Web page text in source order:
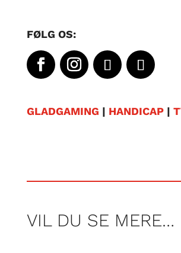
FØLG OS:
GLADGAMING | HANDICAP|
VIL DU SE MERE…